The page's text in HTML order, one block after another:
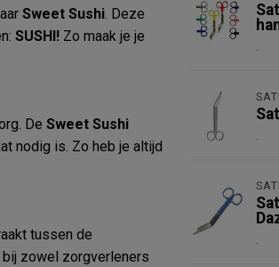
Sweet Sushi. Deze
SUSHI! Zo maak je je
De Sweet Sushi
nodig is. Zo heb je altijd
tussen de
bij zowel zorgverleners
.
.
.